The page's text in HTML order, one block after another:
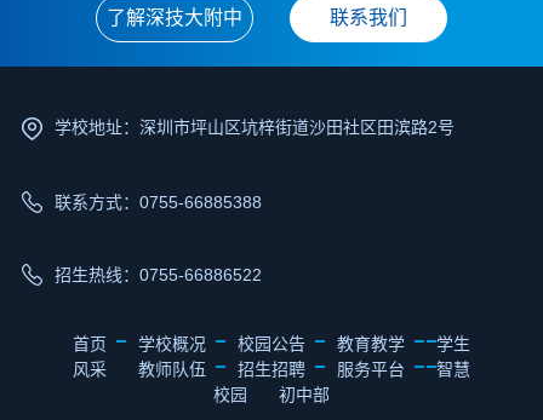
了解深技大附中 联系我们
首页 学校概况 校园公告 教育教学
学生
风采
教师队伍 招生招聘 服务平台
智慧
校园
初中部
学校地址：深圳市坪山区坑梓街道沙田社区田滨路2号
联系方式：0755-66885388
招生热线：0755-66886522